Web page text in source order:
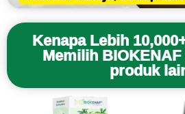
Kenapa Lebih
Memilih
produk